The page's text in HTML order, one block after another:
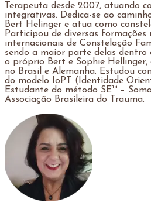
Terapeuta desde 2007, atuando
integrativas. Dedica-se ao
Bert Helinger e atua como
Participou de diversas formações
internacionais de Constelação
sendo a maior parte delas dentro
o próprio Bert e Sophie Hellinger,
no Brasil e Alemanha. Estudou
do modelo IoPT (Identidade
Estudante do método SE™ –
Associação Brasileira do Trauma.